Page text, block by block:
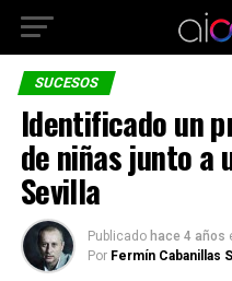
SUCESOS
Identificado un
de niñas junto a
Sevilla
Publicado hace 4 años
Por Fermín Cabanillas